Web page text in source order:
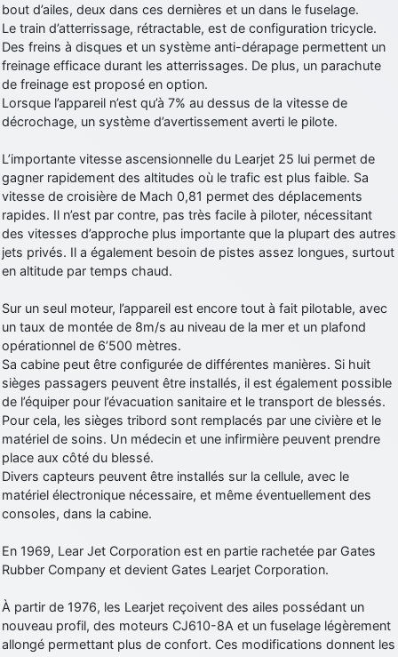
bout d’ailes, deux dans ces dernières et un dans le fuselage.
Le train d’atterrissage, rétractable, est de configuration tricycle.
Des freins à disques et un système anti-dérapage permettent un
freinage efficace durant les atterrissages. De plus, un parachute
de freinage est proposé en option.
Lorsque l’appareil n’est qu’à 7% au dessus de la vitesse de
décrochage, un système d’avertissement averti le pilote.
L’importante vitesse ascensionnelle du Learjet 25 lui permet de
gagner rapidement des altitudes où le trafic est plus faible. Sa
vitesse de croisière de Mach 0,81 permet des déplacements
rapides. Il n’est par contre, pas très facile à piloter, nécessitant
des vitesses d’approche plus importante que la plupart des autres
jets privés. Il a également besoin de pistes assez longues, surtout
en altitude par temps chaud.
Sur un seul moteur, l’appareil est encore tout à fait pilotable, avec
un taux de montée de 8m/s au niveau de la mer et un plafond
opérationnel de 6’500 mètres.
Sa cabine peut être configurée de différentes manières. Si huit
sièges passagers peuvent être installés, il est également possible
de l’équiper pour l’évacuation sanitaire et le transport de blessés.
Pour cela, les sièges tribord sont remplacés par une civière et le
matériel de soins. Un médecin et une infirmière peuvent prendre
place aux côté du blessé.
Divers capteurs peuvent être installés sur la cellule, avec le
matériel électronique nécessaire, et même éventuellement des
consoles, dans la cabine.
En 1969, Lear Jet Corporation est en partie rachetée par Gates
Rubber Company et devient Gates Learjet Corporation.
À partir de 1976, les Learjet reçoivent des ailes possédant un
nouveau profil, des moteurs CJ610-8A et un fuselage légèrement
allongé permettant plus de confort. Ces modifications donnent les